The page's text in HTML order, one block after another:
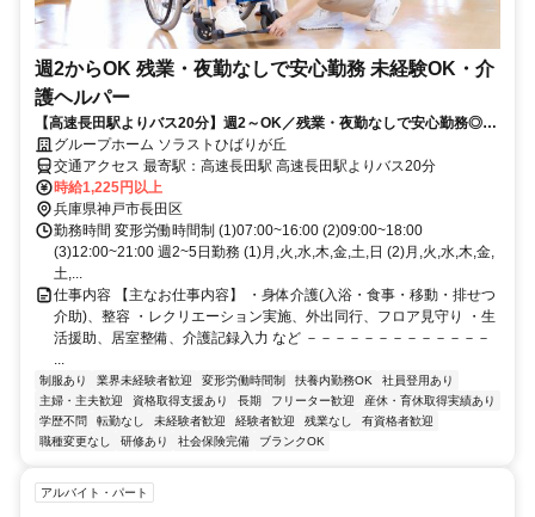
週2からOK 残業・夜勤なしで安心勤務 未経験OK・介
護ヘルパー
【高速長田駅よりバス20分】週2～OK／残業・夜勤なしで安心勤務◎未
経験OK：介護ヘルパー★
グループホーム ソラストひばりが丘
交通アクセス 最寄駅：高速長田駅 高速長田駅よりバス20分
時給1,225円以上
兵庫県神戸市長田区
勤務時間 変形労働時間制 (1)07:00~16:00 (2)09:00~18:00
(3)12:00~21:00 週2~5日勤務 (1)月,火,水,木,金,土,日 (2)月,火,水,木,金,
土,...
仕事内容 【主なお仕事内容】 ・身体介護(入浴・食事・移動・排せつ
介助)、整容 ・レクリエーション実施、外出同行、フロア見守り ・生
活援助、居室整備、介護記録入力 など －－－－－－－－－－－－－
制服あり 業界未経験者歓迎 変形労働時間制 扶養内勤務OK
社員登用あり
主婦・主夫歓迎
資格取得支援あり 長期 フリーター歓迎
産休・育休取得実績あり
学歴不問
転勤なし 未経験者歓迎 経験者歓迎 残業なし
有資格者歓迎
職種変更なし
研修あり 社会保険完備 ブランクOK
アルバイト・パート